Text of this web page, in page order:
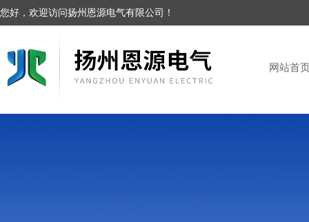
您好，欢迎访问扬州恩源电气有限公司！
网站首